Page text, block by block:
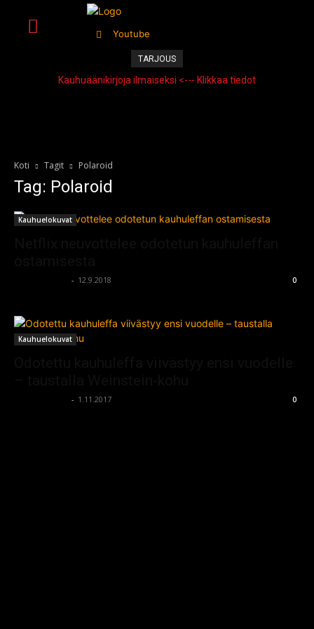
Youtube
TARJOUS
Kauhuäänikirjoja ilmaiseksi <--- Klikkaa tiedot
Koti Tagit Polaroid
Tag: Polaroid
Kauhuelokuvat
- 12.9.2018 0
Kauhuelokuvat
- 1.11.2017 0